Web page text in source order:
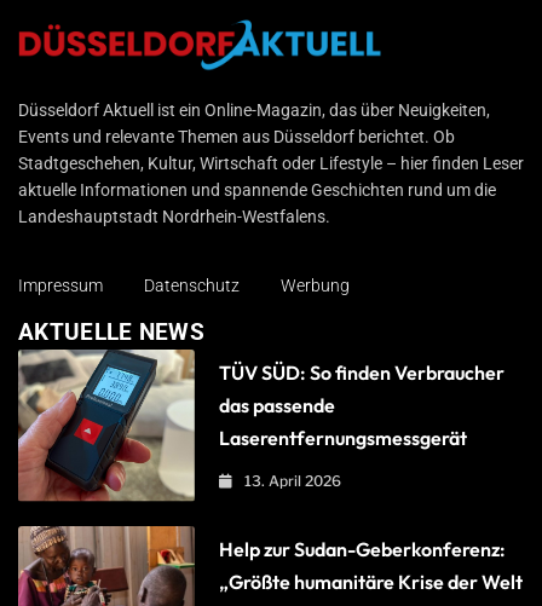
Düsseldorf Aktuell
Düsseldorf Aktuell ist ein Online-Magazin, das über Neuigkeiten,
Events und relevante Themen aus Düsseldorf berichtet. Ob
Stadtgeschehen, Kultur, Wirtschaft oder Lifestyle – hier finden Leser
aktuelle Informationen und spannende Geschichten rund um die
Landeshauptstadt Nordrhein-Westfalens.
Impressum Datenschutz Werbung
AKTUELLE NEWS
TÜV SÜD: So finden Verbraucher
das passende
Laserentfernungsmessgerät
13. April 2026
Help zur Sudan-Geberkonferenz:
„Größte humanitäre Krise der Welt